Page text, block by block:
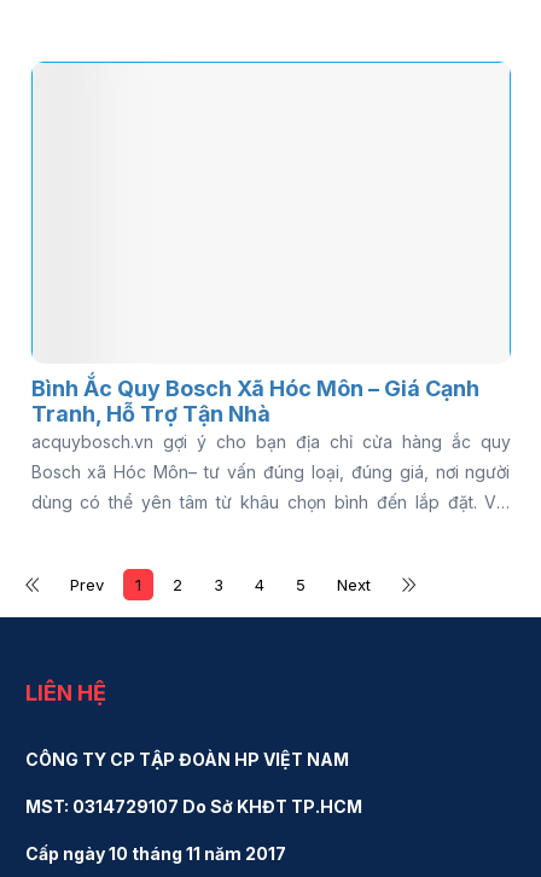
thời gian ngắn. Nếu bạn đang tìm địa chỉ bán ắc quy Bosch
Bình Ắc Quy Bosch Xã Hóc Môn – Giá Cạnh
Tranh, Hỗ Trợ Tận Nhà
acquybosch.vn gợi ý cho bạn địa chỉ cửa hàng ắc quy
Bosch xã Hóc Môn– tư vấn đúng loại, đúng giá, nơi người
dùng có thể yên tâm từ khâu chọn bình đến lắp đặt. Với
tâm khi sử dụng. Đọc ngay bài viết để khám phá thêm thông
tin chi tiết.
Prev 1 2 3 4 5 Next
LIÊN HỆ
CÔNG TY CP TẬP ĐOÀN HP VIỆT NAM
MST: 0314729107 Do Sở KHĐT TP.HCM
Cấp ngày 10 tháng 11 năm 2017